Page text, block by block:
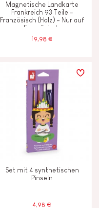
Magnetische Landkarte
Frankreich 93 Teile -
Französisch (Holz) - Nur auf
Französisch
19,98 €
Set mit 4 synthetischen
Pinseln
4,98 €